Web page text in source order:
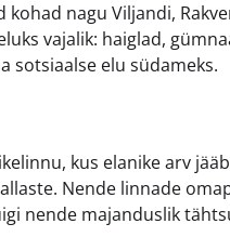
nagu Viljandi,
vajalik: haiglad,
sotsiaalse elu südameks.
kus elanike arv
Nende linnade
nende majanduslik